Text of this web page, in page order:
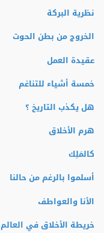
نظرية البركة
الخروج من بطن الحوت
عقيدة العمل
خمسة أشياء للتناغم
هل يكذب التاريخ ؟
هرم الأخلاق
كالمَلِك
أسلموا بالرغم من حالنا
الأنا والعواطف
خريطة الأخلاق في العالم